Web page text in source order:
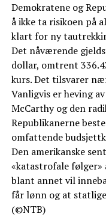
Demokratene og
å ikke ta risikoen på
klart for ny
Det nåværende
dollar, omtrent
kurs. Det tilsvarer
Vanligvis er heving
McCarthy og den
Republikanerne
omfattende
Den amerikanske
«katastrofale følger»
blant annet vil
får lønn og at
(©NTB)